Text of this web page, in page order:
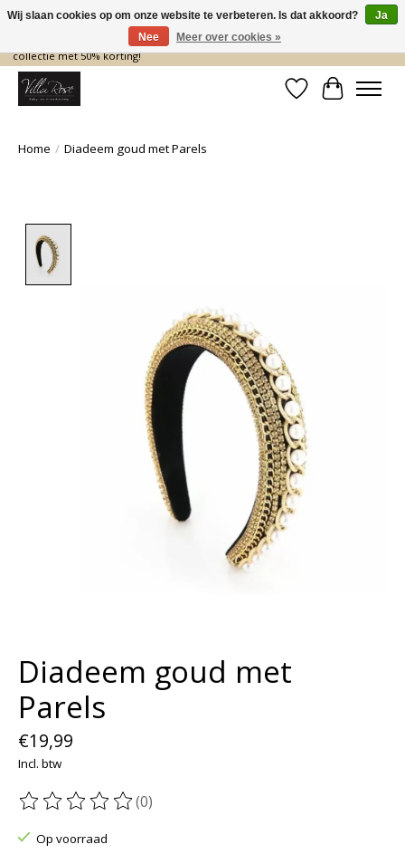
De nieuwe collectie komt eraan… en wij maken ruimte! Shop nu de zomer
collectie met 50% korting!
Verlanglijst
Home / Diadeem goud met Parels
Diadeem goud met
Parels
€19,99
Incl. btw
De beoordeling van dit product is
(0)
Op voorraad
Wij slaan cookies op om onze website te verbeteren. Is dat akkoord?
Ja
Nee
Meer over cookies »